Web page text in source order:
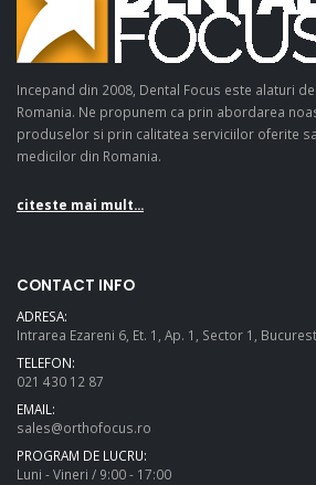
Incepand din 2008, Dental Focus este alaturi
Romania. Ne propunem ca prin abordarea
produselor si prin calitatea serviciilor oferite
medicilor din Romania.
citeste mai mult...
CONTACT INFO
ADRESA:
Intrarea Ezareni 6, Et. 1, Ap. 1, Sector 1,
TELEFON:
021 430 12 87
EMAIL:
sales@orthofocus.ro
PROGRAM DE LUCRU:
Luni - Vineri / 9:00 - 17:00